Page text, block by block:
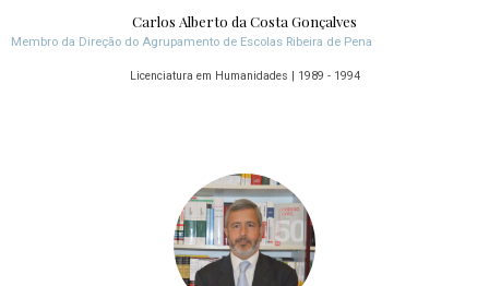
Carlos Alberto da Costa Gonçalves
Membro da Direção do Agrupamento de Escolas Ribeira de Pena
Licenciatura em Humanidades | 1989 - 1994